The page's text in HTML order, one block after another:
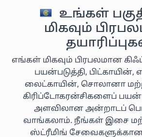
உங்கள்
மிகவும்
எங்கள் மிகவும் பிரபலமான
பயன்படுத்தி, பிட்காயின்,
லைட்காயின், சொலானா
கிரிப்டோகரன்சிகளைப்
அளவிலான அன்றாடப்
வாங்கலாம். நீங்கள் இசை
ஸ்ட்ரீமிங் சேவைகளுக்கான